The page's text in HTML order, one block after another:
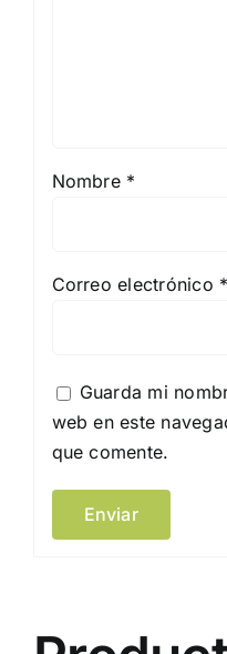
Nombre *
Correo electrónico *
Guarda mi
web en este
que comente.